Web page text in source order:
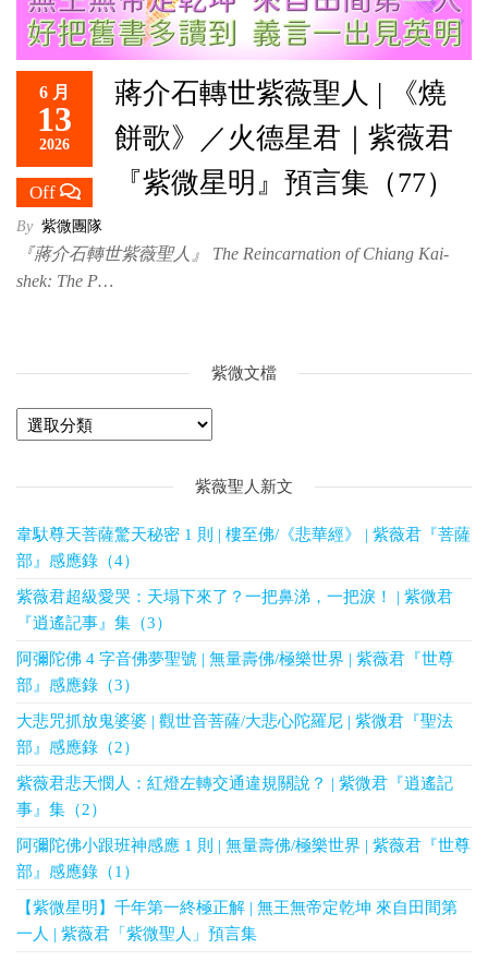
奇官
網
個
都
是
救
世
主
6 月
13
2026
Off
蔣介石轉世紫薇聖人 | 《燒
餅歌》／火德星君｜紫薇君
『紫微星明』預言集（77）
By 紫微團隊
『蔣介石轉世紫薇聖人』 The Reincarnation of Chiang Kai-
shek: The P…
紫微文檔
紫薇聖人新文
韋馱尊天菩薩驚天秘密 1 則 | 樓至佛/《悲華經》 | 紫薇君『菩薩
部』感應錄（4）
紫薇君超級愛哭：天塌下來了？一把鼻涕，一把淚！ | 紫微君
『逍遙記事』集（3）
阿彌陀佛 4 字音佛夢聖號 | 無量壽佛/極樂世界 | 紫薇君『世尊
部』感應錄（3）
大悲咒抓放鬼婆婆 | 觀世音菩薩/大悲心陀羅尼 | 紫微君『聖法
部』感應錄（2）
紫薇君悲天憫人：紅燈左轉交通違規關說？ | 紫微君『逍遙記
事』集（2）
阿彌陀佛小跟班神感應 1 則 | 無量壽佛/極樂世界 | 紫薇君『世尊
部』感應錄（1）
【紫微星明】千年第一終極正解 | 無王無帝定乾坤 來自田間第
一人 | 紫薇君「紫微聖人」預言集